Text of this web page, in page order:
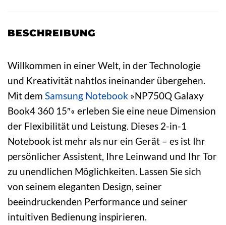
BESCHREIBUNG
Willkommen in einer Welt, in der Technologie
und Kreativität nahtlos ineinander übergehen.
Mit dem Samsung Notebook »NP750Q Galaxy
Book4 360 15″« erleben Sie eine neue Dimension
der Flexibilität und Leistung. Dieses 2-in-1
Notebook ist mehr als nur ein Gerät – es ist Ihr
persönlicher Assistent, Ihre Leinwand und Ihr Tor
zu unendlichen Möglichkeiten. Lassen Sie sich
von seinem eleganten Design, seiner
beeindruckenden Performance und seiner
intuitiven Bedienung inspirieren.